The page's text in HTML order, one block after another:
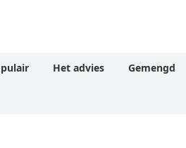
Het advies Gemengd